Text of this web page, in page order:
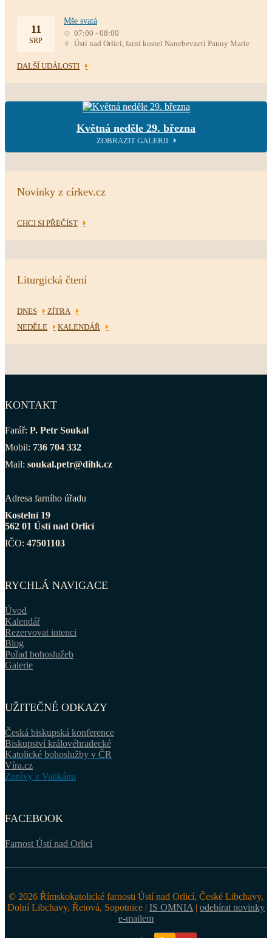
11
SRP
Mše svatá
07:00 - 08:00
Ústí nad Orlicí, farní kostel Nanebevzetí Panny Marie
DALŠÍ UDÁLOSTI
Květná neděle 29. března
ZOBRAZIT GALERII
Novinky z církev.cz
CHCI SI PŘEČÍST
Liturgická čtení
DNES
ZÍTRA
NEDĚLE
KALENDÁŘ
KONTAKT
Farář: P. Petr Soukal
Mobil: 736 704 332
Mail: soukal.petr@dihk.cz
Adresa farního úřadu
Kostelní 19
562 01 Ústí nad Orlicí
IČO: 47501103
RYCHLÁ NAVIGACE
Úvod
Kalendář
Rezervovat intenci
Blog
Pořad bohoslužeb
Galerie
UŽITEČNÉ ODKAZY
Česká biskupská konference
Biskupství královéhradecké
Katolické bohoslužby v ČR
Víra.cz
Zprávy z Vatikánu
FACEBOOK
Farnost Ústí nad Orlicí
© 2026 Římskokatolické farnosti Ústí nad Orlicí, České Libchavy,
Dolní Libchavy, Řetová, Sopotnice | IS OMNIA | odebírat novinky
e-mailem